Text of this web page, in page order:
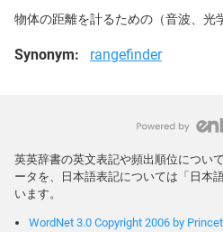
物体の距離を計るための（音波、光
Synonym: rangefinder
英英辞書の英文表記や頻出順位につい
ータを、日本語表記については「日本
います。
WordNet 3.0 Copyright 2006 by